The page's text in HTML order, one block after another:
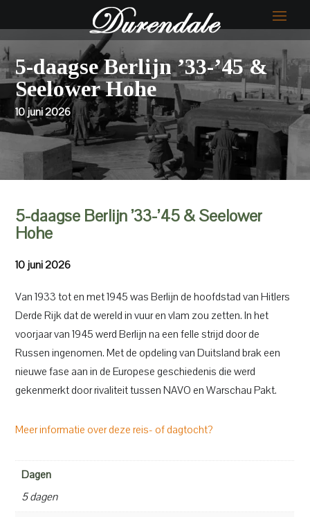
5-daagse Berlijn ’33-’45 &
Seelower Hohe
10 juni 2026
5-daagse Berlijn ’33-’45 & Seelower
Hohe
10 juni 2026
Van 1933 tot en met 1945 was Berlijn de hoofdstad van Hitlers
Derde Rijk dat de wereld in vuur en vlam zou zetten. In het
voorjaar van 1945 werd Berlijn na een felle strijd door de
Russen ingenomen. Met de opdeling van Duitsland brak een
nieuwe fase aan in de Europese geschiedenis die werd
gekenmerkt door rivaliteit tussen NAVO en Warschau Pakt.
Meer informatie over deze reis- of dagtocht?
Dagen
5 dagen